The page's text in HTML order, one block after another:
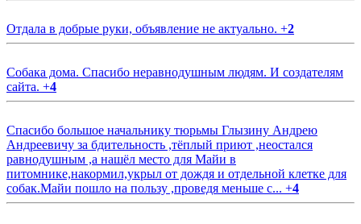
Отдала в добрые руки, объявление не актуально. +2
Собака дома. Спасибо неравнодушным людям. И создателям
сайта. +4
Спасибо большое начальнику тюрьмы Глызину Андрею
Андреевичу за бдительность ,тёплый приют ,неостался
равнодушным ,а нашёл место для Майи в
питомнике,накормил,укрыл от дождя и отдельной клетке для
собак.Майи пошло на пользу ,проведя меньше с... +4